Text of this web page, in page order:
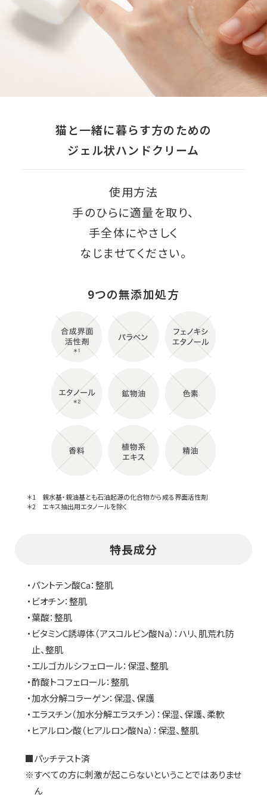
猫と一緒に暮らす方のための
ジェル状ハンドクリーム
使用方法
手のひらに適量を取り、
手全体にやさしく
なじませてください。
9つの無添加処方
＊1 親水基・親油基とも石油起源の化合物から成る界面活性剤
＊2 エキス抽出用エタノールを除く
特長成分
・パントテン酸Ca：整肌
・ビオチン：整肌
・葉酸：整肌
・ビタミンC誘導体（アスコルビン酸Na）：ハリ、肌荒れ防
止、整肌
・エルゴカルシフェロール：保湿、整肌
・酢酸トコフェロール：整肌
・加水分解コラーゲン：保湿、保護
・エラスチン（加水分解エラスチン）：保湿、保護、柔軟
・ヒアルロン酸（ヒアルロン酸Na）：保湿、整肌
■パッチテスト済
※すべての方に刺激が起こらないということではありませ
ん